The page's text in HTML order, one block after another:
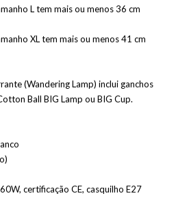
L tem mais ou menos 36 cm
XL tem mais ou menos 41 cm
(Wandering Lamp) inclui ganchos
Ball BIG Lamp ou BIG Cup.
certificação CE, casquilho E27